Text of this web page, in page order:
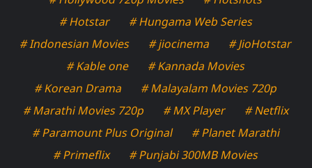
# Hotstar
# Hungama Web Series
# Indonesian Movies
# jiocinema
# JioHotstar
# Kable one
# Kannada Movies
# Korean Drama
# Malayalam Movies 720p
# Marathi Movies 720p
# MX Player
# Netflix
# Paramount Plus Original
# Planet Marathi
# Primeflix
# Punjabi 300MB Movies